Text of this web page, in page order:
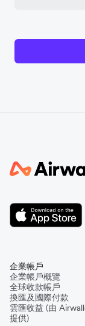
企業帳戶
企業帳戶概覽
全球收款帳戶
換匯及國際付款
雲匯收益 (由
提供)